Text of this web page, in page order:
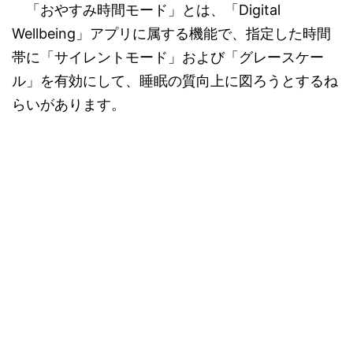
「おやすみ時間モード」とは、「Digital
Wellbeing」アプリに属する機能で、指定した時間
帯に「サイレントモード」および「グレースケー
ル」を有効にして、睡眠の質向上に図ろうとするね
らいがあります。